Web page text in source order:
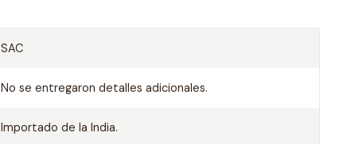
SAC
No se entregaron detalles adicionales.
Importado de la India.